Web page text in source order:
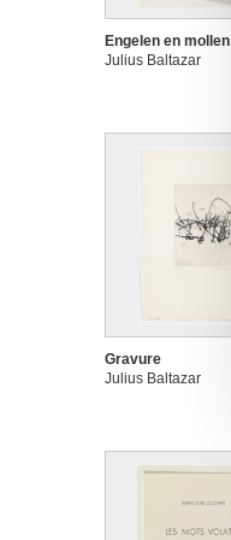
Engelen en mollen
Julius Baltazar
Gravure
Julius Baltazar